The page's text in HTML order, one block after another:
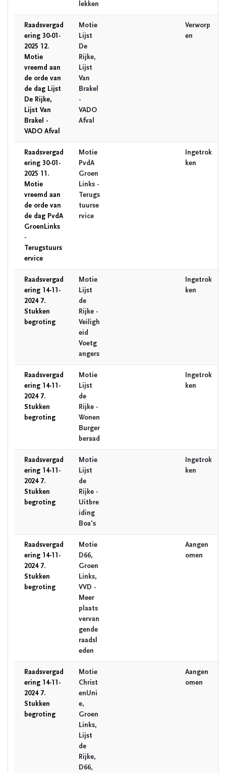
lekken
Raadsvergad
ering 30-01-
2025 12.
Motie
vreemd aan
de orde van
de dag Lijst
De Rijke,
Lijst Van
Brakel -
VADO Afval
Motie
Lijst
De
Rijke,
Lijst
Van
Brakel
-
VADO
Afval
Verworp
en
Raadsvergad
ering 30-01-
2025 11.
Motie
vreemd aan
de orde van
de dag PvdA
GroenLinks
-
Terugstuurs
ervice
Motie
PvdA
Groen
Links -
Terugs
tuurse
rvice
Ingetrok
ken
Raadsvergad
ering 14-11-
2024 7.
Stukken
begroting
Motie
Lijst
de
Rijke -
Veiligh
eid
Voetg
angers
Ingetrok
ken
Raadsvergad
ering 14-11-
2024 7.
Stukken
begroting
Motie
Lijst
de
Rijke -
Wonen
Burger
beraad
Ingetrok
ken
Raadsvergad
ering 14-11-
2024 7.
Stukken
begroting
Motie
Lijst
de
Rijke -
Uitbre
iding
Boa's
Ingetrok
ken
Raadsvergad
ering 14-11-
2024 7.
Stukken
begroting
Motie
D66,
Groen
Links,
VVD -
Meer
plaats
vervan
gende
raadsl
eden
Aangen
omen
Raadsvergad
ering 14-11-
2024 7.
Stukken
begroting
Motie
Christ
enUni
e,
Groen
Links,
Lijst
de
Rijke,
D66,
Aangen
omen